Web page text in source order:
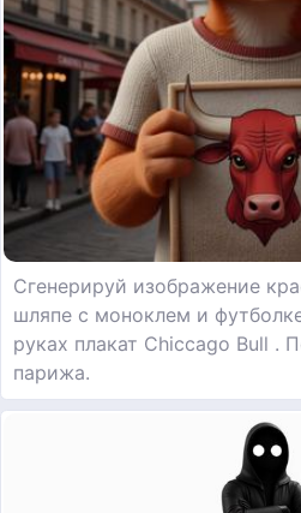
Сгенерируй изображение
шляпе с моноклем и
руках плакат Chiccago Bull .
парижа.